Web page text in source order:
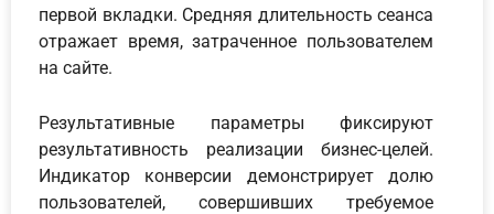
первой вкладки. Средняя длительность сеанса
отражает время, затраченное пользователем
на сайте.
Результативные параметры фиксируют
результативность реализации бизнес-целей.
Индикатор конверсии демонстрирует долю
пользователей, совершивших требуемое